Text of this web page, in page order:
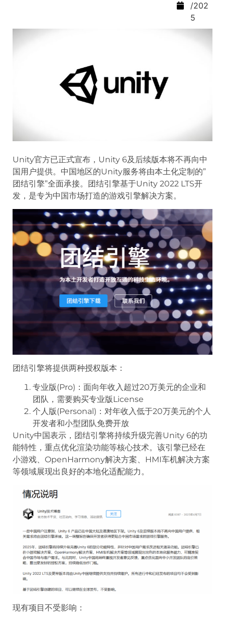
/202
5
Unity官方已正式宣布，Unity 6及后续版本将不再向中
国用户提供。中国地区的Unity服务将由本土化定制的”
团结引擎”全面承接。团结引擎基于Unity 2022 LTS开
发，是专为中国市场打造的游戏引擎解决方案。
团结引擎将提供两种授权版本：
专业版(Pro)：面向年收入超过20万美元的企业和
团队，需要购买专业版License
个人版(Personal)：对年收入低于20万美元的个人
开发者和小型团队免费开放
Unity中国表示，团结引擎将持续升级完善Unity 6的功
能特性，重点优化渲染功能等核心技术。该引擎已经在
小游戏、OpenHarmony解决方案、HMI车机解决方案
等领域展现出良好的本地化适配能力。
现有项目不受影响：